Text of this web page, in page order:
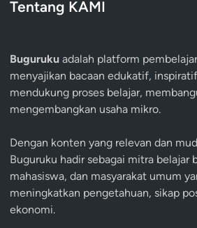
Tentang KAMI
Buguruku adalah platform
menyajikan bacaan edukatif,
mendukung proses belajar,
mengembangkan usaha mikro.
Dengan konten yang relevan dan
Buguruku hadir sebagai mitra belajar
mahasiswa, dan masyarakat umum
meningkatkan pengetahuan, sikap
ekonomi.